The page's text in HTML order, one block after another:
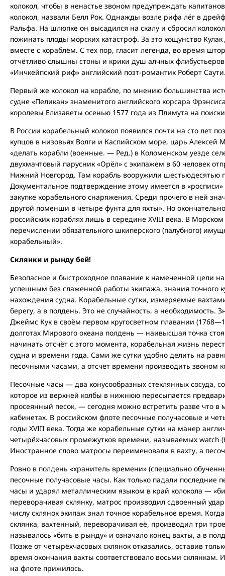
колокол, чтобы в ненастье звоном предупреждать
колокол, назвали Белл Рок. Однажды возле рифа лёг в
Ральфа. На шлюпке он высадился на скалу и сбросил
пожинать плоды морских катастроф. За это кощунство
вместе с кораблём. С тех пор, гласит легенда, во время
отчётливо слышны стоны и крики душ алчных
«Инчкейпский риф» английский поэт-романтик Роберт
Первый же колокол на корабле, по мнению большинства
судне «Пеликан» знаменитого английского корсара
королевы Елизаветы осенью 1577 года из Плимута на
В России корабельный колокол появился почти на сто лет
купцов в низовьях Волги и Каспийском море, царь Алексей
«делать корабли (военные. — Ред.) в Коломенском уезде
двухмачтовый парусник «Орёл» с экипажем в 60 человек
Нижний Новгород. Там корабль вооружили шестьюдесятью
Документальное подтверждение этому имеется в
закупке корабельного снаряжения. Среди прочего в ней
другой поменши в четыре фунта для яхты». Но
российских кораблях лишь в середине XVIII века. В
перечислении обязательного шкиперского (палубного)
корабельный».
Склянки и рынду бей!
Безопасное и быстроходное плавание к намеченной цели
успешным без слаженной работы экипажа, знания точного
нахождения судна. Корабельные сутки, измеряемые
берегу, а в полдень. Это не случайность, а необходимость.
Джеймс Кук в своём первом кругосветном плавании
долготах Мирового океана полдень — наивысшая точка
начинать отсчёт с этого момента, корабельная жизнь
судна и времени года. Сами же сутки удобно делить на
песочными часами, а отсчёт времени производить звоном
Песочные часы — два конусообразных стеклянных сосуда,
которое из верхней колбы в нижнюю пересыпается
просеянный песок, — сегодня можно встретить разве что в
кабинетах. В российском флоте песочные получасовые и
годы XVIII века. Тогда же корабельные сутки на манер
четырёхчасовых промежутков времени, называемых watch
Иностранное слово матросы переименовали в вахту, а
Ровно в полдень «хранитель времени» (специально
песочные получасовые часы. Как только падали последние
часы и ударял металлическим языком в край колокола —
переворачивая склянку, матрос производил сдвоенный
числу склянок экипаж знал точное корабельное время.
склянка, вахтенный, переворачивая её, производил три
называлось «бить в рынду» и означало конец вахты, а в
Позже от четырёхчасовых склянок отказались, оставив
время окончания вахты соответствовало восьми склянкам.
на флоте прижилось.